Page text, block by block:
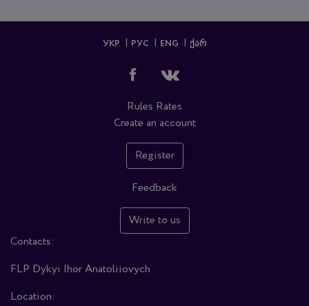
УКР РУС ENG ᲥᲐᲠ
Rules Rates
Create an account
Register
Feedback
Write to us
Contacts:
FLP Dykyi Ihor Anatoliiovych
Location: